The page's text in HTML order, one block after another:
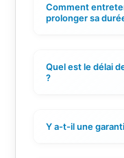
Comment
prolonger sa
Quel est le délai
?
Y a-t-il une